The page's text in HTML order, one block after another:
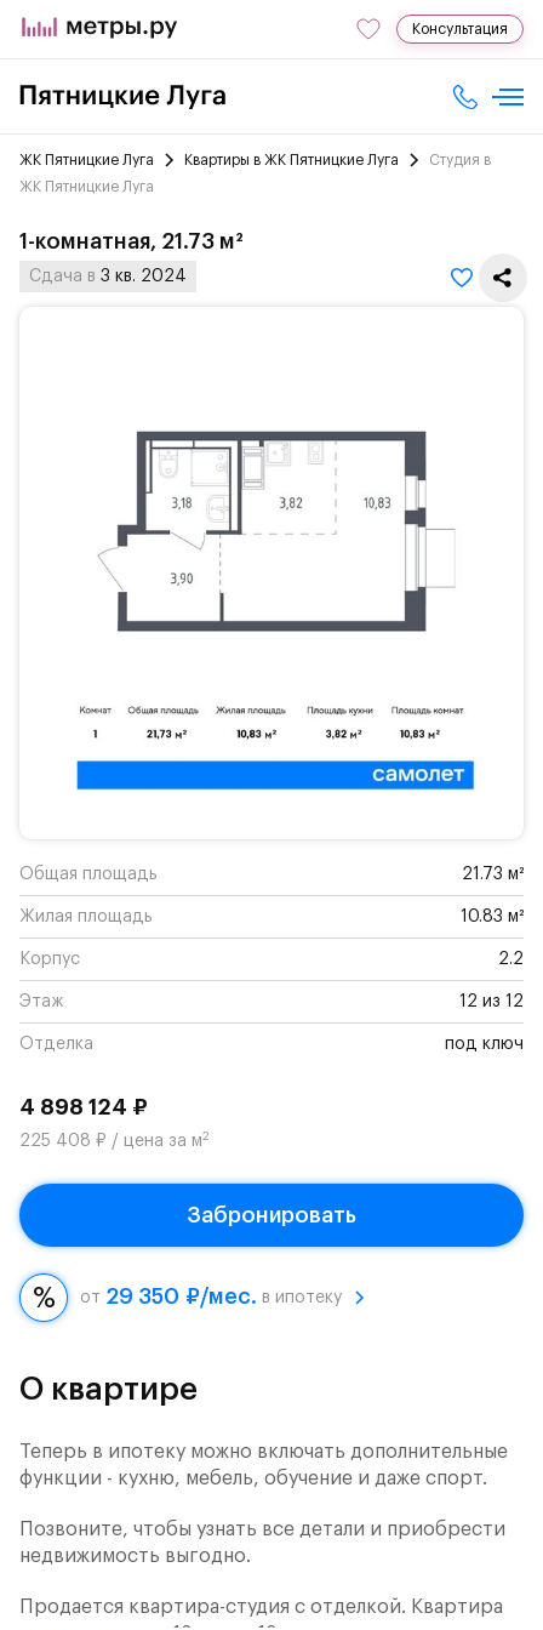
Консультация
ЖК Пятницкие Луга Квартиры в ЖК Пятницкие Луга
Студия в
ЖК Пятницкие Луга
1-комнатная, 21.73 м²
Сдача в 3 кв. 2024
Общая площадь 21.73 м²
Жилая площадь 10.83 м²
Корпус 2.2
Этаж 12 из 12
Отделка под ключ
4 898 124 ₽
225 408 ₽ / цена за м2
Забронировать
от 29 350 ₽/мес. в ипотеку
О квартире
Теперь в ипотеку можно включать дополнительные
функции - кухню, мебель, обучение и даже спорт.
Позвоните, чтобы узнать все детали и приобрести
недвижимость выгодно.
Продается квартира-студия с отделкой. Квартира